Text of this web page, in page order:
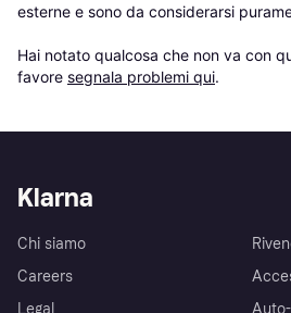
esterne e sono da considerarsi
Hai notato qualcosa che non va con
favore segnala problemi qui.
Klarna
Chi siamo
Careers
Legal